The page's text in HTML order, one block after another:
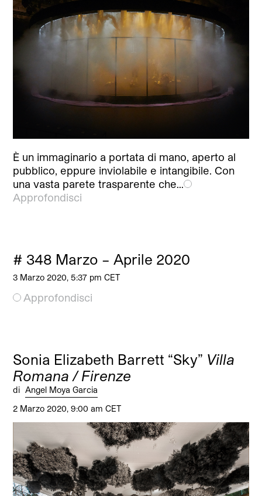
È un immaginario a portata di mano, aperto al
pubblico, eppure inviolabile e intangibile. Con
una vasta parete trasparente che…
Approfondisci
# 348 Marzo – Aprile 2020
3 Marzo 2020, 5:37 pm CET
Approfondisci
Sonia Elizabeth Barrett “Sky” Villa
Romana / Firenze
di Angel Moya Garcia
2 Marzo 2020, 9:00 am CET